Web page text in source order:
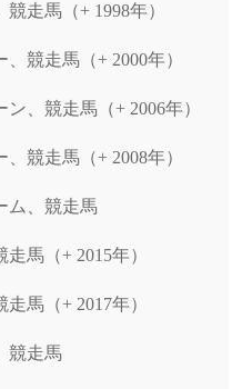
走馬（+ 1998年）
競走馬（+ 2000年）
、競走馬（+ 2006年）
競走馬（+ 2008年）
ム、競走馬
馬（+ 2015年）
馬（+ 2017年）
競走馬